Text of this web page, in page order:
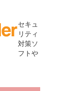
セキュ
リティ
対策ソ
フトや